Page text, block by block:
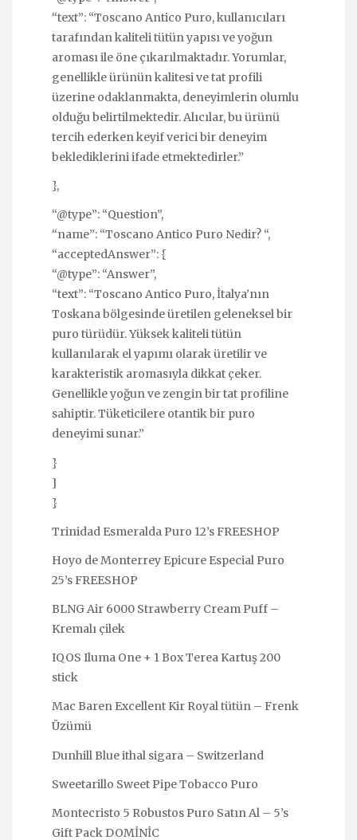
“text”: “Toscano Antico Puro, kullanıcıları
tarafından kaliteli tütün yapısı ve yoğun
aroması ile öne çıkarılmaktadır. Yorumlar,
genellikle ürünün kalitesi ve tat profili
üzerine odaklanmakta, deneyimlerin olumlu
olduğu belirtilmektedir. Alıcılar, bu ürünü
tercih ederken keyif verici bir deneyim
beklediklerini ifade etmektedirler.”
},
“@type”: “Question”,
“name”: “Toscano Antico Puro Nedir? “,
“acceptedAnswer”: {
“@type”: “Answer”,
“text”: “Toscano Antico Puro, İtalya’nın
Toskana bölgesinde üretilen geleneksel bir
puro türüdür. Yüksek kaliteli tütün
kullanılarak el yapımı olarak üretilir ve
karakteristik aromasıyla dikkat çeker.
Genellikle yoğun ve zengin bir tat profiline
sahiptir. Tüketicilere otantik bir puro
deneyimi sunar.”
}
]
}
Trinidad Esmeralda Puro 12’s FREESHOP
Hoyo de Monterrey Epicure Especial Puro
25’s FREESHOP
BLNG Air 6000 Strawberry Cream Puff –
Kremalı çilek
IQOS Iluma One + 1 Box Terea Kartuş 200
stick
Mac Baren Excellent Kir Royal tütün – Frenk
Üzümü
Dunhill Blue ithal sigara – Switzerland
Sweetarillo Sweet Pipe Tobacco Puro
Montecristo 5 Robustos Puro Satın Al – 5’s
Gift Pack DOMİNİC